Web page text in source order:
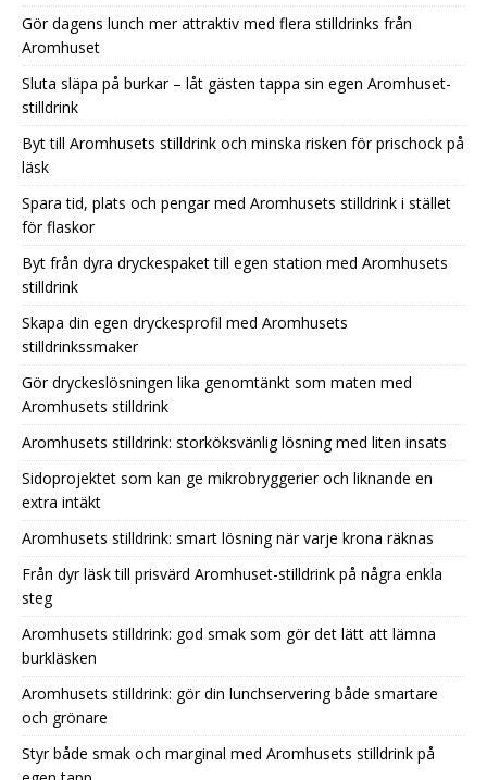
Gör dagens lunch mer attraktiv med flera stilldrinks från
Aromhuset
Sluta släpa på burkar – låt gästen tappa sin egen Aromhuset-
stilldrink
Byt till Aromhusets stilldrink och minska risken för prischock på
läsk
Spara tid, plats och pengar med Aromhusets stilldrink i stället
för flaskor
Byt från dyra dryckespaket till egen station med Aromhusets
stilldrink
Skapa din egen dryckesprofil med Aromhusets
stilldrinkssmaker
Gör dryckeslösningen lika genomtänkt som maten med
Aromhusets stilldrink
Aromhusets stilldrink: storköksvänlig lösning med liten insats
Sidoprojektet som kan ge mikrobryggerier och liknande en
extra intäkt
Aromhusets stilldrink: smart lösning när varje krona räknas
Från dyr läsk till prisvärd Aromhuset-stilldrink på några enkla
steg
Aromhusets stilldrink: god smak som gör det lätt att lämna
burkläsken
Aromhusets stilldrink: gör din lunchservering både smartare
och grönare
Styr både smak och marginal med Aromhusets stilldrink på